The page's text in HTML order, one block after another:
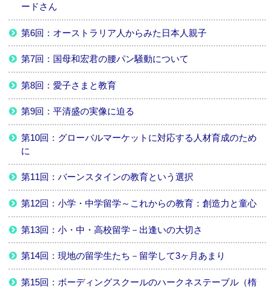
ードさん
第6回：オーストラリア人からみた日本人親子
第7回：国母和宏君の腰パン騒動について
第8回：愛子さまと教育
第9回：平清盛の実像に迫る
第10回：グローバルマーケットに対応する人材育成のため
に
第11回：バーンスタインの教育という選択
第12回：小学・中学留学～これからの教育：創造力と童心
第13回：小・中・高校留学－出逢いの大切さ
第14回：現地の留学生たち－留学して3ヶ月あまり
第15回：ボーディングスクールのハークネステーブル（楕